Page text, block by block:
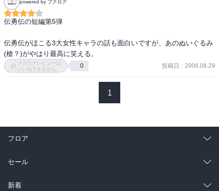
powered by ブクログ
伝勇伝の短編第5弾
伝勇伝がほこる3大女性キャラの話も面白いですが、あのぬいぐるみ
(槍？)がやはり最高に笑える。
ブクログレビューは
いいねできません
0 投稿日 : 2006.08.29
1
フロア
総合
ラノベ
セール
総合
新着